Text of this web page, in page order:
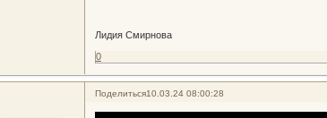
Лидия Смирнова
0
Поделиться10.03.24 08:00:28